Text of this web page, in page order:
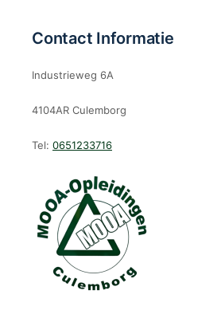
Contact Informatie
Industrieweg 6A
4104AR Culemborg
Tel: 0651233716